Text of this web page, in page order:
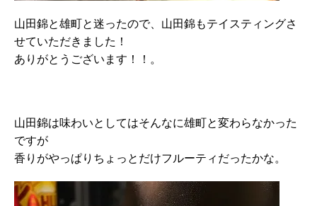
山田錦と雄町と迷ったので、山田錦もテイスティングさ
せていただきました！
ありがとうございます！！。
山田錦は味わいとしてはそんなに雄町と変わらなかった
ですが
香りがやっぱりちょっとだけフルーティだったかな。